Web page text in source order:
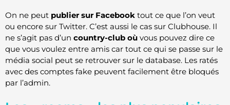
On ne peut publier sur Facebook tout ce que l’on veut
ou encore sur Twitter. C’est aussi le cas sur Clubhouse. Il
ne s’agit pas d’un country-club où vous pouvez dire ce
que vous voulez entre amis car tout ce qui se passe sur le
média social peut se retrouver sur le database. Les ratés
avec des comptes fake peuvent facilement être bloqués
par l’admin.